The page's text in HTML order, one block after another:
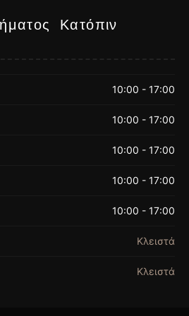
Κατόπιν
10:00 - 17:00
10:00 - 17:00
10:00 - 17:00
10:00 - 17:00
10:00 - 17:00
Κλειστά
Κλειστά